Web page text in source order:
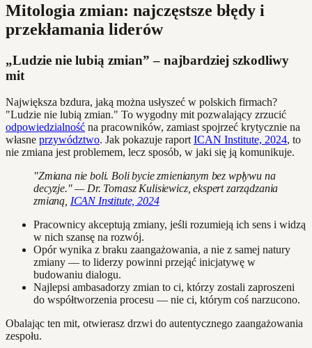
Mitologia zmian: najczęstsze błędy i
przekłamania liderów
„Ludzie nie lubią zmian” – najbardziej szkodliwy
mit
Największa bzdura, jaką można usłyszeć w polskich firmach?
"Ludzie nie lubią zmian." To wygodny mit pozwalający zrzucić
odpowiedzialność na pracowników, zamiast spojrzeć krytycznie na
własne przywództwo. Jak pokazuje raport ICAN Institute, 2024, to
nie zmiana jest problemem, lecz sposób, w jaki się ją komunikuje.
"Zmiana nie boli. Boli bycie zmienianym bez wpływu na
decyzje." — Dr. Tomasz Kulisiewicz, ekspert zarządzania
zmianą, ICAN Institute, 2024
Pracownicy akceptują zmiany, jeśli rozumieją ich sens i widzą
w nich szansę na rozwój.
Opór wynika z braku zaangażowania, a nie z samej natury
zmiany — to liderzy powinni przejąć inicjatywę w
budowaniu dialogu.
Najlepsi ambasadorzy zmian to ci, którzy zostali zaproszeni
do współtworzenia procesu — nie ci, którym coś narzucono.
Obalając ten mit, otwierasz drzwi do autentycznego zaangażowania
zespołu.